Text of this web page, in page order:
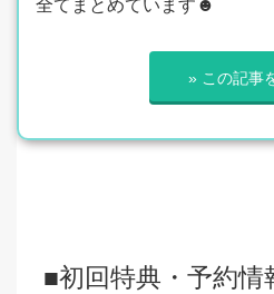
全てまとめています☻
» この記事
■初回特典・予約情